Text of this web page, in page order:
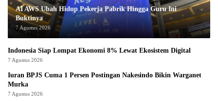
AI AWS Ubah Hidup Pekerja Pabrik Hingga Guru Ini
Buktinya
7 Agustus 2026
Indonesia Siap Lompat Ekonomi 8% Lewat Ekosistem Digital
7 Agustus 2026
Iuran BPJS Cuma 1 Persen Postingan Nakesindo Bikin Warganet
Murka
7 Agustus 2026